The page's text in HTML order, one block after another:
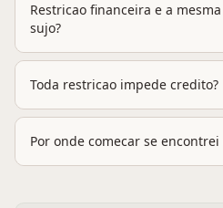
Restricao financeira e a
sujo?
Toda restricao impede credito?
Por onde comecar se